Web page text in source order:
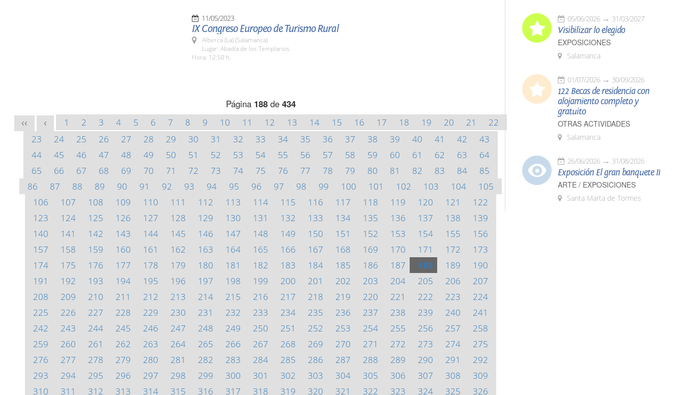
11/05/2023
IX Congreso Europeo de Turismo Rural
Alberca (La) (Salamanca)
Lugar: Abadía de los Templarios
Hora: 12:50 h.
Página 188de 434
<< < 1 2 3 4 5 6 7 8 9 10 11 12 13 14 15 16 17 18 19 20 21
22
23
24 25 26 27 28 29 30 31 32 33 34 35 36 37 38 39 40 41 42
43
44
45 46 47 48 49 50 51 52 53 54 55 56 57 58 59 60 61 62 63
64
65
66 67 68 69 70 71 72 73 74 75 76 77 78 79 80 81 82 83 84
85
86
87 88 89 90 91 92 93 94 95 96 97 98 99 100 101 102 103 104
105
106
107 108 109 110 111 112 113 114 115 116 117 118 119 120 121
122
123
124 125 126 127 128 129 130 131 132 133 134 135 136 137 138
139
140
141 142 143 144 145 146 147 148 149 150 151 152 153 154 155
156
157
158 159 160 161 162 163 164 165 166 167 168 169 170 171 172
173
174
175 176 177 178 179 180 181 182 183 184 185 186 187 188 189
190
191
192 193 194 195 196 197 198 199 200 201 202 203 204 205 206
207
208
209 210 211 212 213 214 215 216 217 218 219 220 221 222 223
224
225
226 227 228 229 230 231 232 233 234 235 236 237 238 239 240
241
242
243 244 245 246 247 248 249 250 251 252 253 254 255 256 257
258
259
260 261 262 263 264 265 266 267 268 269 270 271 272 273 274
275
276
277 278 279 280 281 282 283 284 285 286 287 288 289 290 291
292
293
294 295 296 297 298 299 300 301 302 303 304 305 306 307 308
309
310
311 312 313 314 315 316 317 318 319 320 321 322 323 324 325 326
05/06/2026 31/03/2027
Visibilizar lo elegido
EXPOSICIONES
Salamanca
01/07/2026 30/09/2026
122 Becas de residencia con
alojamiento completo y
gratuito
OTRAS ACTIVIDADES
Salamanca
26/06/2026 31/08/2026
Exposición El gran banquete II
ARTE / EXPOSICIONES
Santa Marta de Tormes